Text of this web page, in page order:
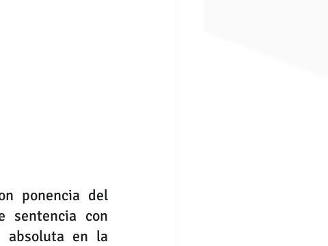
ponencia del
sentencia con
absoluta en la